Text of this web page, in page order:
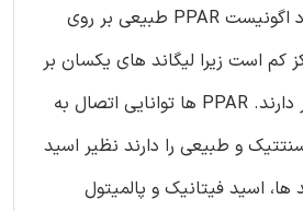
در زمینه بیان و عملکرد اگونیست PPAR طبیعی بر روی
کم است زیرا لیگاند های یکسان بر
گیرنده های مختلف اثر دارند. PPAR ها توانایی اتصال به
و طبیعی را دارند نظیر اسید
اسید فیتانیک و پالمیتول